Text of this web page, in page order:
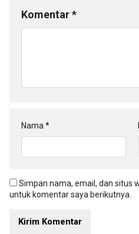
Komentar*
Nama *
Simpan nama, email, dan situs
untuk komentar saya berikutnya.